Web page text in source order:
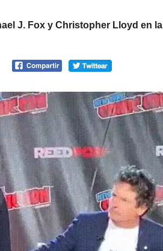
J. Fox y Christopher Lloyd en la